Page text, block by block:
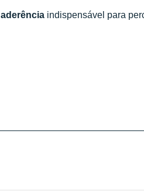
aderência indispensável para